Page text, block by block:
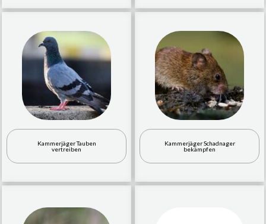
Kammerjäger Tauben
vertreiben
Kammerjäger Schadnager
bekämpfen